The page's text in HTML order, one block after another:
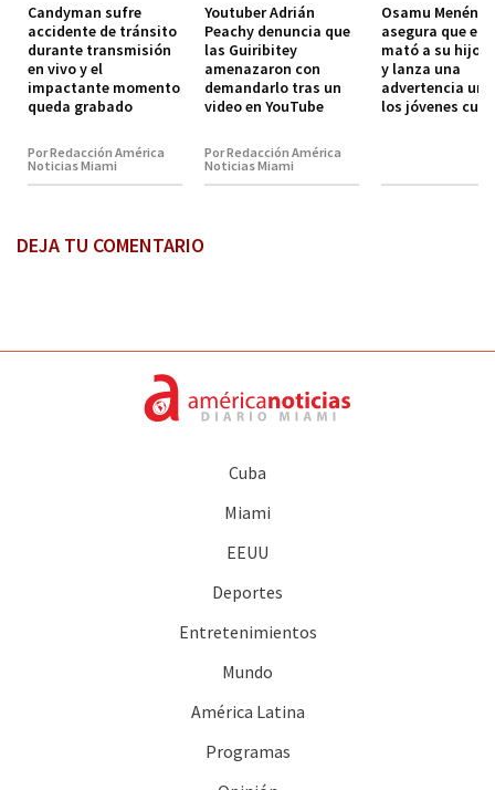
Candyman sufre
accidente de tránsito
durante transmisión
en vivo y el
impactante momento
queda grabado
Por Redacción América
Noticias Miami
Youtuber Adrián
Peachy denuncia que
las Guiribitey
amenazaron con
demandarlo tras un
video en YouTube
Por Redacción América
Noticias Miami
Osamu
asegura que el
mató a su hijo
y lanza una
advertencia
los jóvenes
DEJA TU COMENTARIO
Cuba
Miami
EEUU
Deportes
Entretenimientos
Mundo
América Latina
Programas